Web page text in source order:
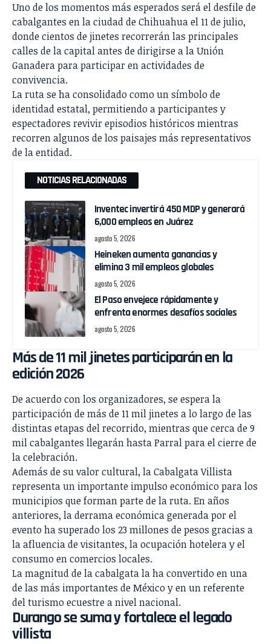
Uno de los momentos más esperados será el desfile de
cabalgantes en la ciudad de Chihuahua el 11 de julio,
donde cientos de jinetes recorrerán las principales
calles de la capital antes de dirigirse a la Unión
Ganadera para participar en actividades de
convivencia.
La ruta se ha consolidado como un símbolo de
identidad estatal, permitiendo a participantes y
espectadores revivir episodios históricos mientras
recorren algunos de los paisajes más representativos
de la entidad.
NOTICIAS RELACIONADAS
Inventec invertirá 450 MDP y generará
6,000 empleos en Juárez
agosto 5, 2026
Heineken aumenta ganancias y
elimina 3 mil empleos globales
agosto 5, 2026
El Paso envejece rápidamente y
enfrenta enormes desafíos sociales
agosto 5, 2026
Más de 11 mil jinetes participarán en la
edición 2026
De acuerdo con los organizadores, se espera la
participación de más de 11 mil jinetes a lo largo de las
distintas etapas del recorrido, mientras que cerca de 9
mil cabalgantes llegarán hasta Parral para el cierre de
la celebración.
Además de su valor cultural, la Cabalgata Villista
representa un importante impulso económico para los
municipios que forman parte de la ruta. En años
anteriores, la derrama económica generada por el
evento ha superado los 23 millones de pesos gracias a
la afluencia de visitantes, la ocupación hotelera y el
consumo en comercios locales.
La magnitud de la cabalgata la ha convertido en una
de las más importantes de México y en un referente
del turismo ecuestre a nivel nacional.
Durango se suma y fortalece el legado
villista